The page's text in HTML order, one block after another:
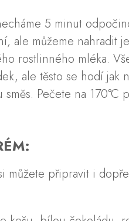
5 minut
ale můžeme nahradit
rostlinného mléka.
ale těsto se hodí jak
Pečete na
můžete připravit i